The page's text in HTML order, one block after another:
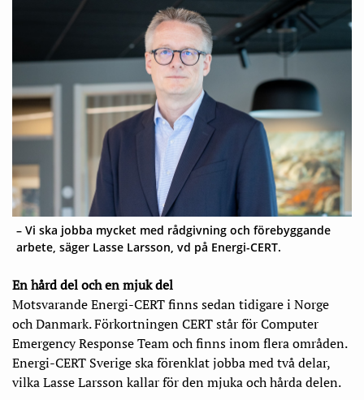
– Vi ska jobba mycket med rådgivning och förebyggande
arbete, säger Lasse Larsson, vd på Energi-CERT.
En hård del och en mjuk del
Motsvarande Energi-CERT finns sedan tidigare i Norge
och Danmark. Förkortningen CERT står för Computer
Emergency Response Team och finns inom flera områden.
Energi-CERT Sverige ska förenklat jobba med två delar,
vilka Lasse Larsson kallar för den mjuka och hårda delen.